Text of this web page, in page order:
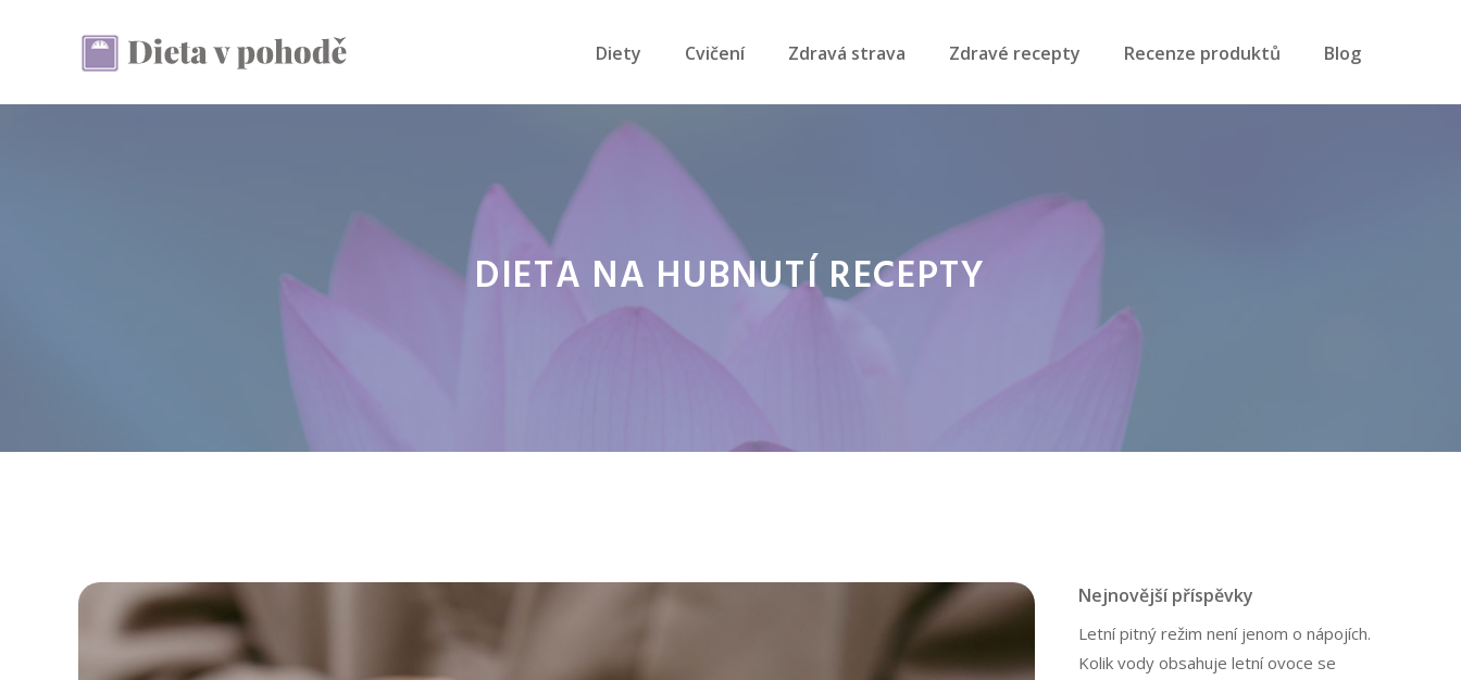
Diety Cvičení Zdravá strava Zdravé recepty Recenze produktů Blog
DIETA NA HUBNUTÍ RECEPTY
Nejnovější příspěvky
Letní pitný režim není jenom o nápojích.
Kolik vody obsahuje letní ovoce se